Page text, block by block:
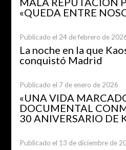
«QUEDA ENTRE
Publicado el 24 de febrero de
La noche en la que
conquistó Madrid
Publicado el 7 de enero de 2026
«UNA VIDA
DOCUMENTAL
30 ANIVERSARIO DE
Publicado el 13 de diciembre de